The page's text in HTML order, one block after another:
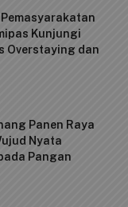
Kunjungi
Overstaying dan
Panen Raya
Nyata
Pangan